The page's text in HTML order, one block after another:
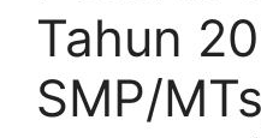
Tahun
SMP/